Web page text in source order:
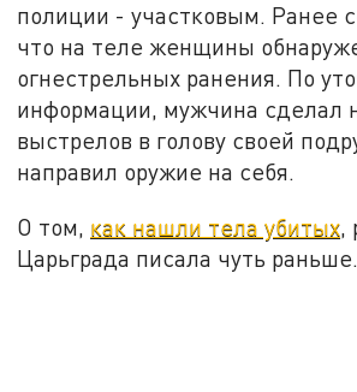
полиции - участковым. Ранее
что на теле женщины
огнестрельных ранения. По
информации, мужчина сделал
выстрелов в голову своей
направил оружие на себя.
О том, как нашли тела убитых,
Царьграда писала чуть раньше.